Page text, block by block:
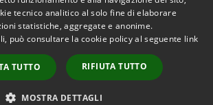
esclusivo della pubblica
amministrazione. WAI è
pienamente aderente alla
normativa GDPR e, grazie
all'anonimizzazione dei
dati, è
tecnico analitico al solo fine di elaborare
statistiche, aggregate e anonime.
può consultare la cookie policy al seguente link
TUTTO RIFIUTA TUTTO
MOSTRA DETTAGLI